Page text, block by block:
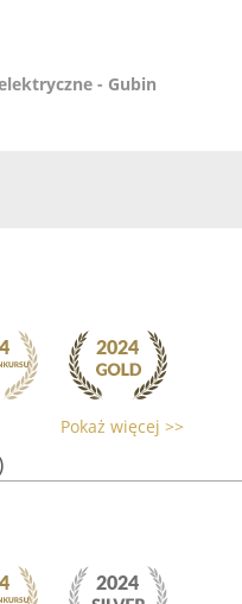
- Gubin
Pokaż więcej >>